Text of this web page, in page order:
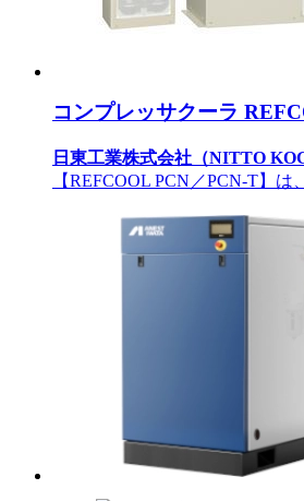
コンプレッサクーラ
日東工業株式会社（NITTO
【REFCOOL PCN／PCN-T】